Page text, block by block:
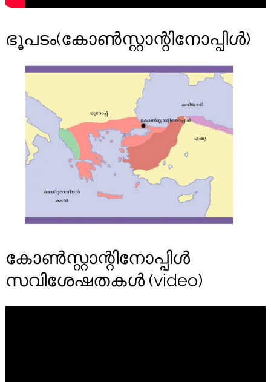
ഭൂപടം(കോൺസ്റ്റാന്റിനോപ്പിൾ)
കോൺസ്റ്റാന്റിനോപ്പിൾ
സവിശേഷതകൾ (video)